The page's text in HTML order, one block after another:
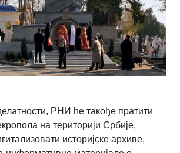
РНИ ће такође пратити
на територији Србије,
историјске архиве,